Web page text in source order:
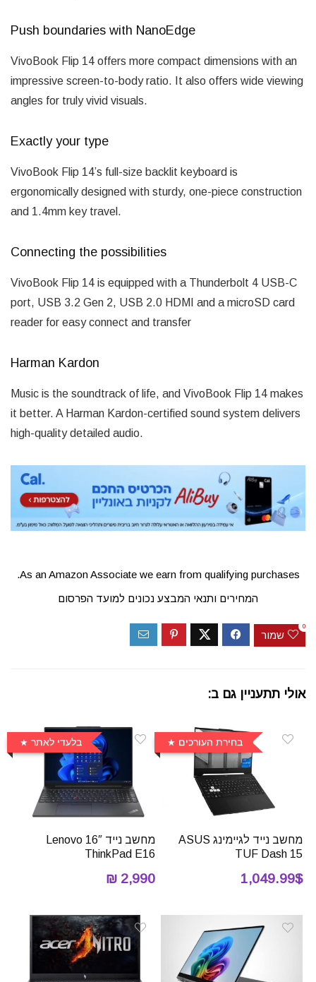
Push boundaries with NanoEdge
VivoBook Flip 14 offers more compact dimensions with an
impressive screen-to-body ratio. It also offers wide viewing
angles for truly vivid visuals.
Exactly your type
VivoBook Flip 14’s full-size backlit keyboard is
ergonomically designed with sturdy, one-piece construction
and 1.4mm key travel.
Connecting the possibilities
VivoBook Flip 14 is equipped with a Thunderbolt 4 USB-C
port, USB 3.2 Gen 2, USB 2.0 HDMI and a microSD card
reader for easy connect and transfer
Harman Kardon
Music is the soundtrack of life, and VivoBook Flip 14 makes
it better. A Harman Kardon-certified sound system delivers
high-quality detailed audio.
As an Amazon Associate we earn from qualifying purchases.
המחירים ותנאי המבצע נכונים למועד הפרסום
שמור
0
אולי תתעניין גם ב:
בחירת העורכים
מחשב נייד לגיימינג ASUS
TUF Dash 15
1,049.99$
בלעדי לאתר
מחשב נייד 16″ Lenovo
ThinkPad E16
2,990 ₪